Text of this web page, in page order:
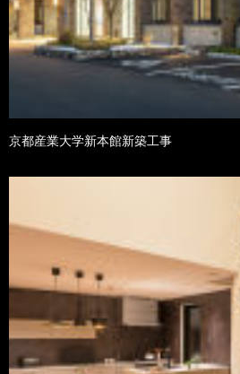
京都産業大学新本館新築工事